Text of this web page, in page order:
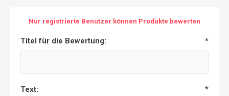
Nur registrierte Benutzer können Produkte bewerten
Titel für die Bewertung: *
Text: *